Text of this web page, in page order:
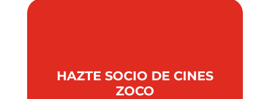
HAZTE SOCIO DE CINES
ZOCO